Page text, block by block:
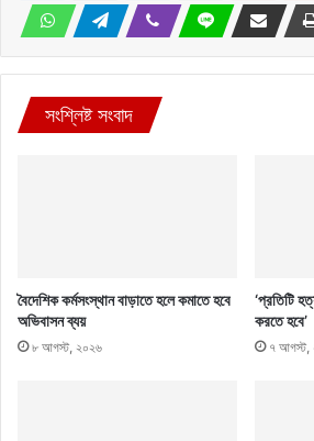
সংশ্লিষ্ট সংবাদ
বৈদেশিক কর্মসংস্থান বাড়াতে হলে কমাতে হবে
অভিবাসন ব্যয়
৮ আগস্ট, ২০২৬
‘প্রতিটি
করতে হবে’
৭ আগস্ট,